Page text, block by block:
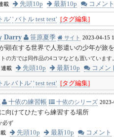
載
先頭10p 最新10p コメント
ル' ' バトル test test' [タグ編集]
Darry 笹原夏季 サイト 2023-04-15
顕在する世界で人形遣いの少年が旅
の方では同作品の4コマなども置いています
連載
先頭10p 最新10p コメン
ル バトル' ' test test' [タグ編集]
十依の練習帳 十依のシリーズ
向けてひたすら練習する場所
必ず
先頭10p 最新10p コメント